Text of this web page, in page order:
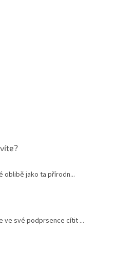
oblibě jako ta přírodn...
ve své podprsence cítit ...